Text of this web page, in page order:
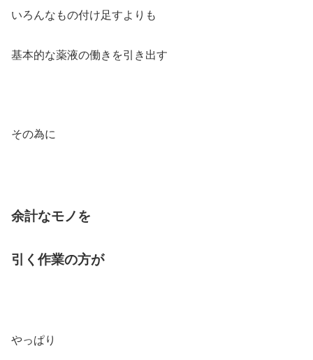
いろんなもの付け足すよりも
基本的な薬液の働きを引き出す
その為に
余計なモノを
引く作業の方が
やっぱり